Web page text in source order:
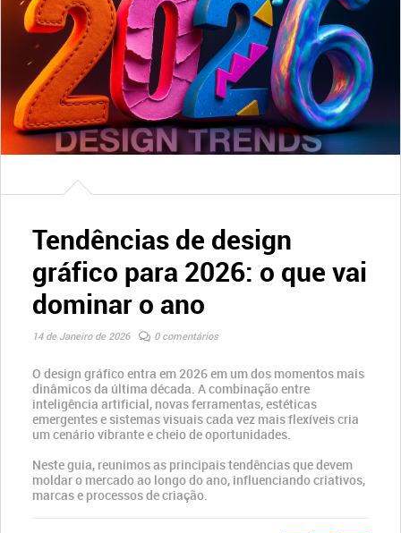
Tendências de design
gráfico para 2026: o que vai
dominar o ano
14 de Janeiro de 2026 0 comentários
O design gráfico entra em 2026 em um dos momentos mais
dinâmicos da última década. A combinação entre
inteligência artificial, novas ferramentas, estéticas
emergentes e sistemas visuais cada vez mais flexíveis cria
um cenário vibrante e cheio de oportunidades.
Neste guia, reunimos as principais tendências que devem
moldar o mercado ao longo do ano, influenciando criativos,
marcas e processos de criação.